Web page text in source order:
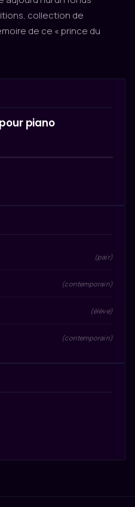
collection de
de ce « prince du
piano
(pair)
(contemporain)
(élève)
(contemporain)